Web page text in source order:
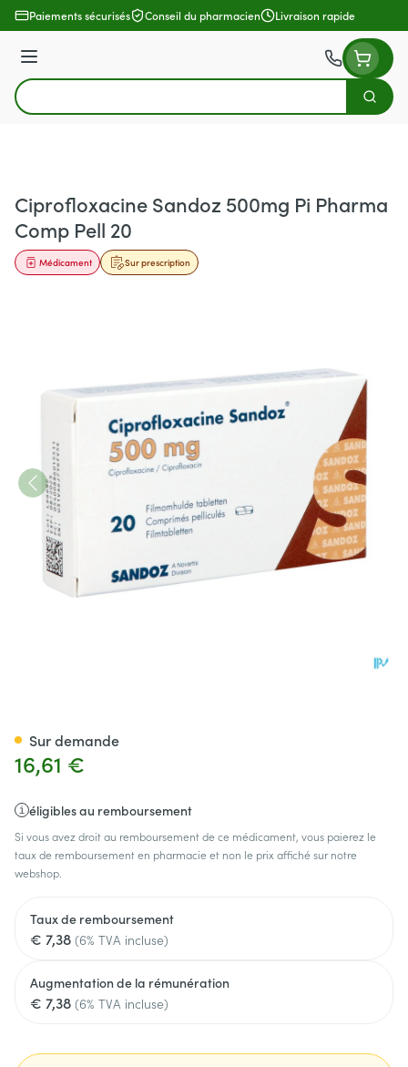
Aller au contenu
Paiements sécurisés Conseil du pharmacien Livraison rapide
Menu
Rechercher
Ciprofloxacine Sandoz 500mg Pi Pharma
Comp Pell 20
Sur prescription
Médicament
16,61 €
éligibles au remboursement
Si vous avez droit au remboursement de ce médicament, vous paierez le
taux de remboursement en pharmacie et non le prix affiché sur notre
webshop.
Taux de remboursement
€ 7,38 (6% TVA incluse)
Augmentation de la rémunération
€ 7,38 (6% TVA incluse)
Sur demande